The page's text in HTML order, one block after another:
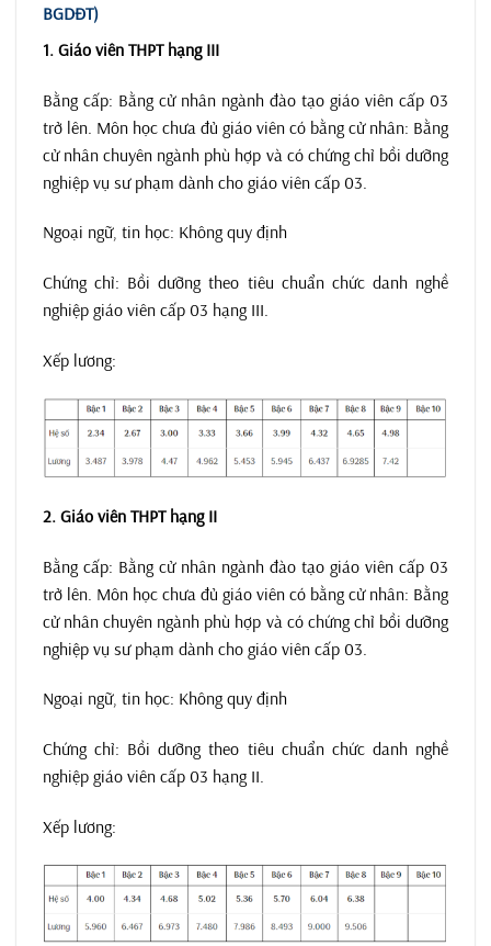
BGDĐT)
1. Giáo viên THPT hạng III
Bằng cấp: Bằng cử nhân ngành đào tạo giáo viên cấp 03
trở lên. Môn học chưa đủ giáo viên có bằng cử nhân: Bằng
cử nhân chuyên ngành phù hợp và có chứng chỉ bồi dưỡng
nghiệp vụ sư phạm dành cho giáo viên cấp 03.
Ngoại ngữ, tin học: Không quy định
Chứng chỉ: Bồi dưỡng theo tiêu chuẩn chức danh nghề
nghiệp giáo viên cấp 03 hạng III.
Xếp lương:
2. Giáo viên THPT hạng II
Bằng cấp: Bằng cử nhân ngành đào tạo giáo viên cấp 03
trở lên. Môn học chưa đủ giáo viên có bằng cử nhân: Bằng
cử nhân chuyên ngành phù hợp và có chứng chỉ bồi dưỡng
nghiệp vụ sư phạm dành cho giáo viên cấp 03.
Ngoại ngữ, tin học: Không quy định
Chứng chỉ: Bồi dưỡng theo tiêu chuẩn chức danh nghề
nghiệp giáo viên cấp 03 hạng II.
Xếp lương: